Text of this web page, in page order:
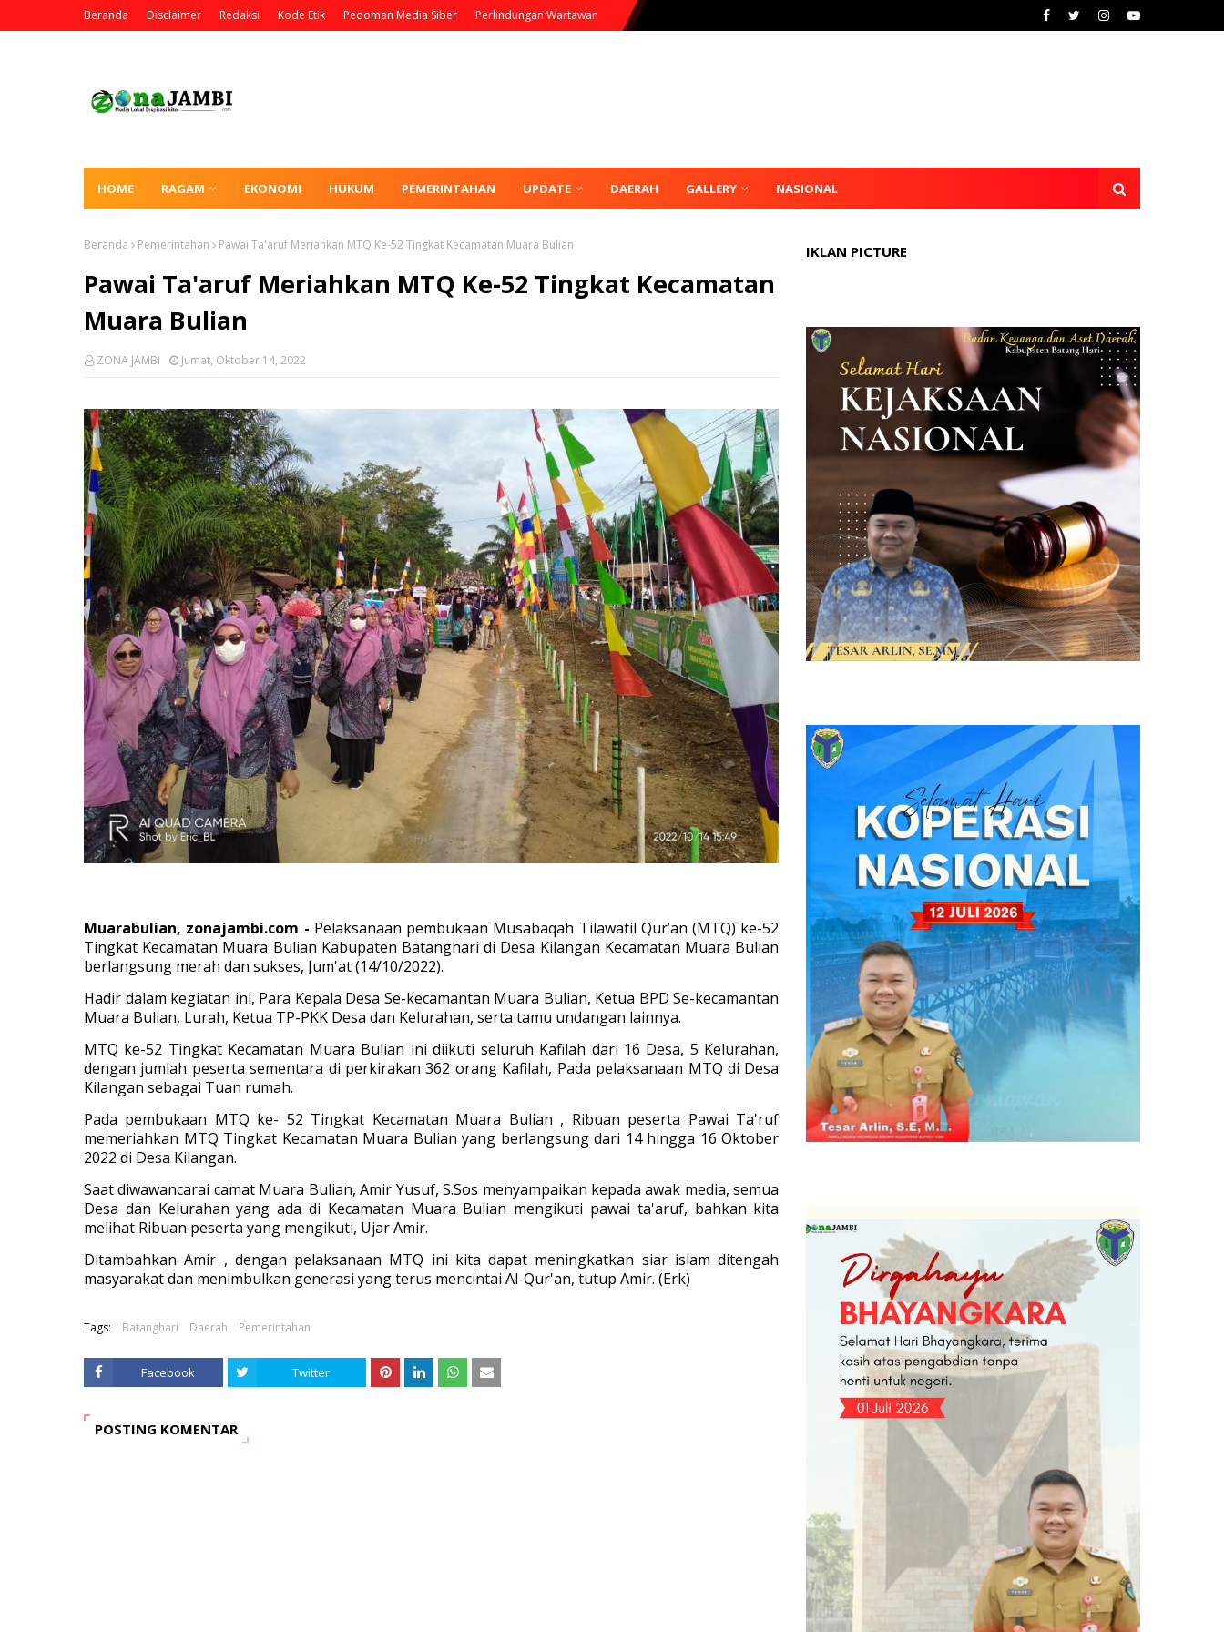
Beranda Disclaimer Redaksi Kode Etik Pedoman Media Siber Perlindungan Wartawan
HOME RAGAM EKONOMI HUKUM PEMERINTAHAN UPDATE DAERAH GALLERY NASIONAL
Beranda Pemerintahan Pawai Ta'aruf Meriahkan MTQ Ke-52 Tingkat Kecamatan Muara Bulian
Pawai Ta'aruf Meriahkan MTQ Ke-52 Tingkat Kecamatan
Muara Bulian
ZONA JAMBI Jumat, Oktober 14, 2022
Muarabulian, zonajambi.com - Pelaksanaan pembukaan Musabaqah Tilawatil Qur’an (MTQ) ke-52
Tingkat Kecamatan Muara Bulian Kabupaten Batanghari di Desa Kilangan Kecamatan Muara Bulian
berlangsung merah dan sukses, Jum'at (14/10/2022).
Hadir dalam kegiatan ini, Para Kepala Desa Se-kecamantan Muara Bulian, Ketua BPD Se-kecamantan
Muara Bulian, Lurah, Ketua TP-PKK Desa dan Kelurahan, serta tamu undangan lainnya.
MTQ ke-52 Tingkat Kecamatan Muara Bulian ini diikuti seluruh Kafilah dari 16 Desa, 5 Kelurahan,
dengan jumlah peserta sementara di perkirakan 362 orang Kafilah, Pada pelaksanaan MTQ di Desa
Kilangan sebagai Tuan rumah.
Pada pembukaan MTQ ke- 52 Tingkat Kecamatan Muara Bulian , Ribuan peserta Pawai Ta'ruf
memeriahkan MTQ Tingkat Kecamatan Muara Bulian yang berlangsung dari 14 hingga 16 Oktober
2022 di Desa Kilangan.
Saat diwawancarai camat Muara Bulian, Amir Yusuf, S.Sos menyampaikan kepada awak media, semua
Desa dan Kelurahan yang ada di Kecamatan Muara Bulian mengikuti pawai ta'aruf, bahkan kita
melihat Ribuan peserta yang mengikuti, Ujar Amir.
Ditambahkan Amir , dengan pelaksanaan MTQ ini kita dapat meningkatkan siar islam ditengah
masyarakat dan menimbulkan generasi yang terus mencintai Al-Qur'an, tutup Amir. (Erk)
Tags: Batanghari Daerah Pemerintahan
Facebook Twitter
POSTING KOMENTAR
IKLAN PICTURE